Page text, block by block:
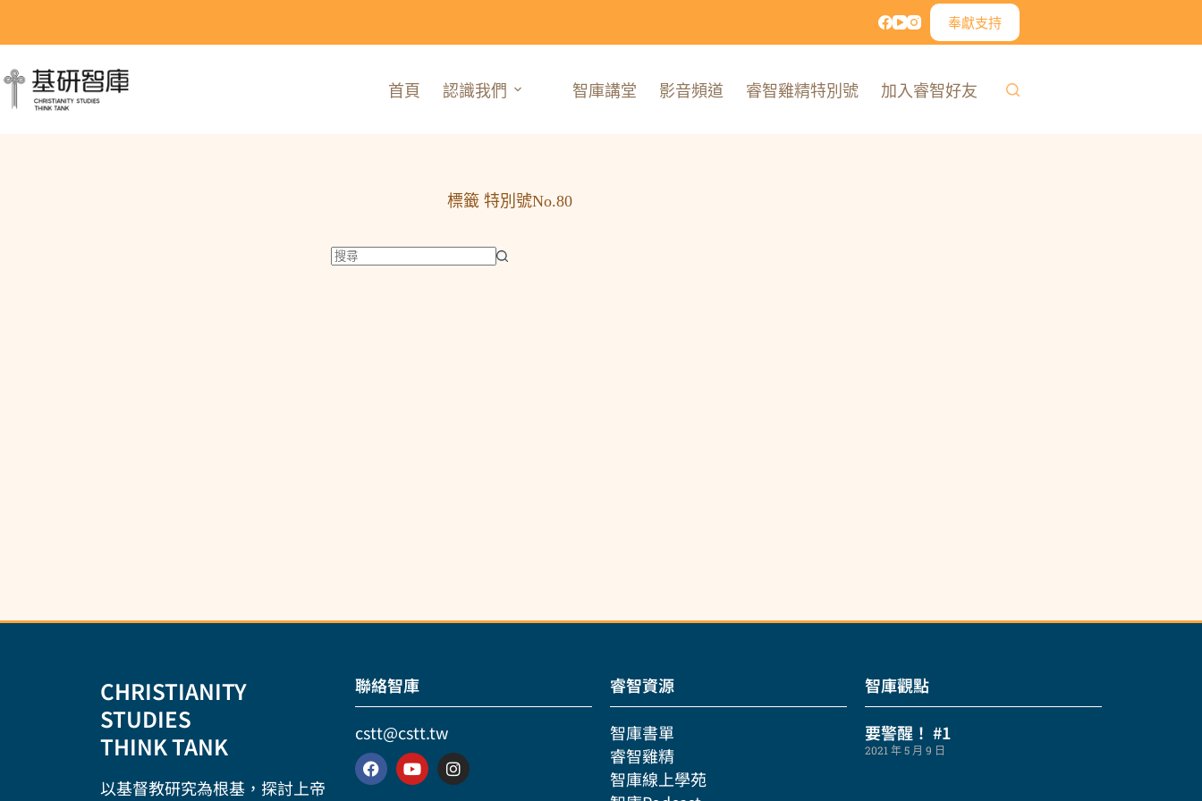
奉獻支持
首頁 認識我們 智庫講堂 影音頻道 睿智雞精特別號 加入睿智好友
標籤 特別號No.80
CHRISTIANITY
STUDIES
THINK TANK
以基督教研究為根基，探討上帝
聯絡智庫
cstt@cstt.tw
睿智資源
智庫書單
睿智雞精
智庫線上學苑
智庫觀點
要警醒！ #1
2021 年 5 月 9 日